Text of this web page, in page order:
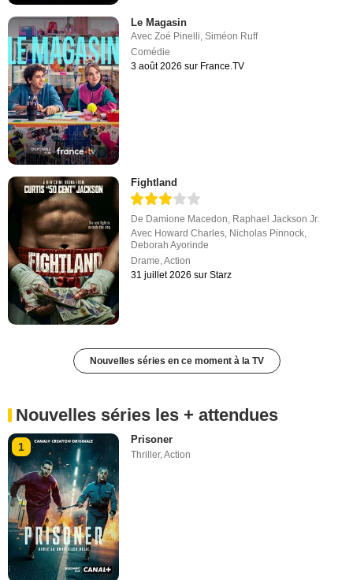
Le Magasin
AvecZoé Pinelli ,Siméon Ruff
Comédie
3 août 2026 sur France.TV
Fightland
De Damione Macedon, Raphael Jackson Jr.
Avec Howard Charles, Nicholas Pinnock,
Deborah Ayorinde
Drame,Action
31 juillet 2026 sur Starz
Nouvelles séries en ce moment à la TV
Nouvelles séries les + attendues
1
Prisoner
Thriller,Action